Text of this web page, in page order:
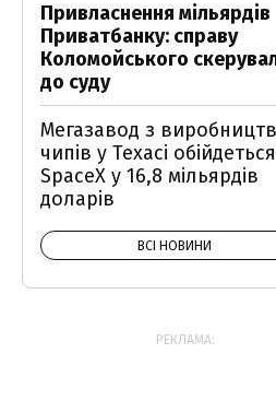
Привласнення мільярдів
Приватбанку: справу
Коломойського
до суду
Мегазавод з
чипів у Техасі обійдеться
SpaceX у 16,8 мільярдів
доларів
ВСІ НОВИНИ
РЕКЛАМА: